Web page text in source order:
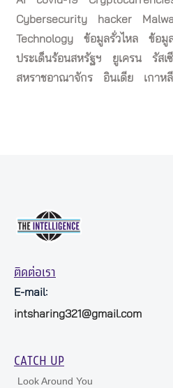
Cybersecurity
hacker
Technology
ข้อมูลรั่วไหล ข้อมู
ประเด็นร้อนสหรัฐฯ
ยูเครน รัสเ
สหราชอาณาจักร
อินเดีย เกาห
ติดต่อเรา
E-mail:
intsharing321@gmail.com
CATCH UP
Look Around You